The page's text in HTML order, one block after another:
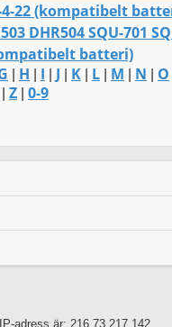
4-22 (kompatibelt
DHR504 SQU-701
batteri)
H I J K L M N O
Z 0-9
adress är: 216.73.217.142